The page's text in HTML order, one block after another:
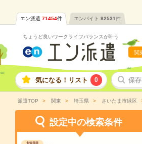
エン派遣 71454件 エンバイト 82531件
ちょうど良いワークライフバランスが叶う
関
気になる！リスト 0 保
派遣TOP 関東 埼玉県 さいたま市緑区
設定中の検索条件